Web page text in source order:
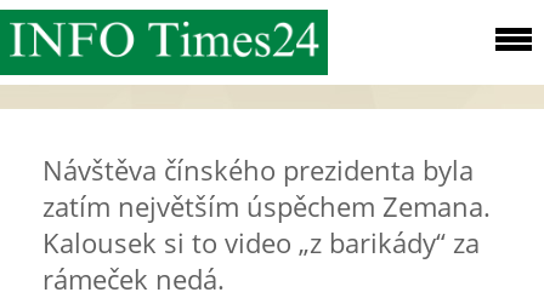
Návštěva čínského prezidenta byla
zatím největším úspěchem Zemana.
Kalousek si to video „z barikády“ za
rámeček nedá.